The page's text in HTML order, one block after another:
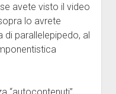
avete visto il video
lo avrete
di parallelepipedo, al